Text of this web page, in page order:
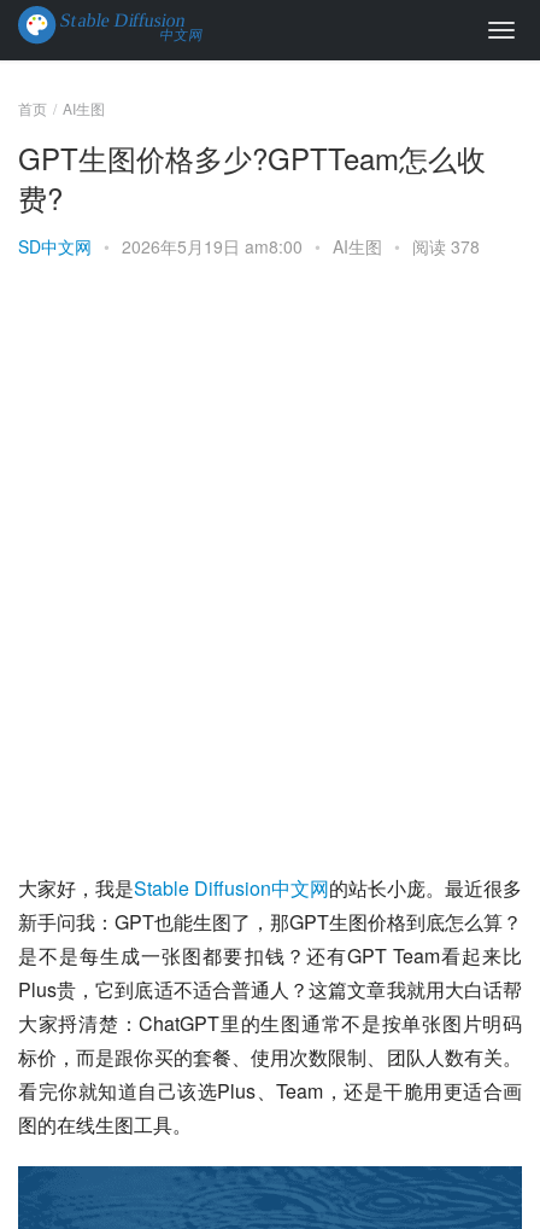
首页 AI生图
GPT生图价格多少?GPTTeam怎么收
费?
SD中文网 • 2026年5月19日 am8:00 • AI生图 • 阅读 378
大家好，我是Stable Diffusion中文网的站长小庞。最近很多
新手问我：GPT也能生图了，那GPT生图价格到底怎么算？
是不是每生成一张图都要扣钱？还有GPT Team看起来比
Plus贵，它到底适不适合普通人？这篇文章我就用大白话帮
大家捋清楚：ChatGPT里的生图通常不是按单张图片明码
标价，而是跟你买的套餐、使用次数限制、团队人数有关。
看完你就知道自己该选Plus、Team，还是干脆用更适合画
图的在线生图工具。